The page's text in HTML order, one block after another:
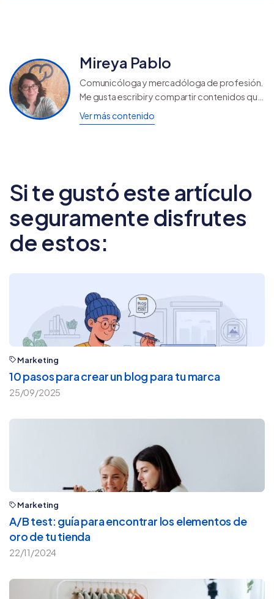
Mireya Pablo
Comunicóloga y mercadóloga de profesión.
Me gusta escribir y compartir contenidos que
ayuden a otros a seguir creciendo y
aprendiendo.
Ver más contenido
Si te gustó este artículo
seguramente disfrutes
de estos:
Marketing
10 pasos para crear un blog para tu marca
25/09/2025
Marketing
A/B test: guía para encontrar los elementos de
oro de tu tienda
22/11/2024